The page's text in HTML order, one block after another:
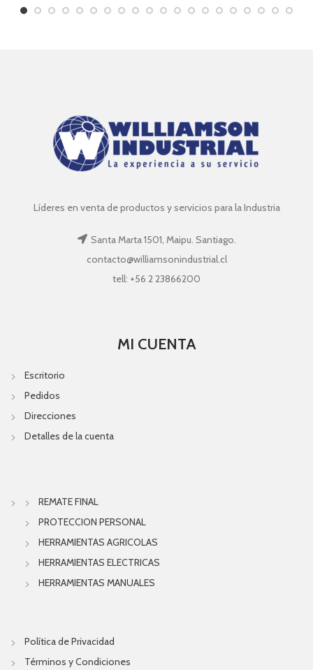
Líderes en venta de productos y servicios para la Industria
Santa Marta 1501, Maipu. Santiago.
contacto@williamsonindustrial.cl
tell: +56 2 23866200
MI CUENTA
Escritorio
Pedidos
Direcciones
Detalles de la cuenta
REMATE FINAL
PROTECCION PERSONAL
HERRAMIENTAS AGRICOLAS
HERRAMIENTAS ELECTRICAS
HERRAMIENTAS MANUALES
Política de Privacidad
Términos y Condiciones